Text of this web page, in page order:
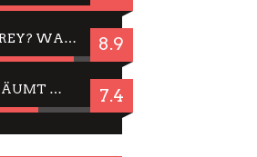
CÉSAR FÜR JIM CARREY? WARUM DAS EINER DER NERVIGSTEN ACTORS IST UND BLEIBT 8.9
JING JING: IN-THAI RÄUMT WIEDER TITEL AB – EIN ZWEI-STUNDEN-ERLEBNISBERICHT 7.4